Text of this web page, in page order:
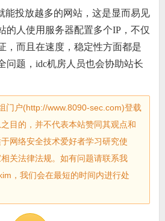
能投放越多的网站，这是显而易见
的人使用服务器配置多个IP，不仅
，而且在速度，稳定性方面都是
问题，idc机房人员也会协助站长
门户(http://www.8090-sec.com)登载
目的，并不代表本站赞同其观点和
网络安全技术爱好者学习研究使
关法律法规。如有问题请联系我
，我们会在最短的时间内进行处